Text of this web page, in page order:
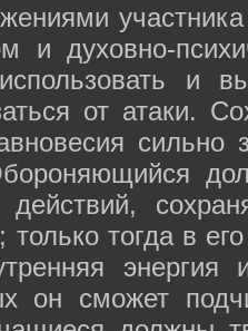
и духовно-
и
от атаки.
сильно
тогда в
он сможет